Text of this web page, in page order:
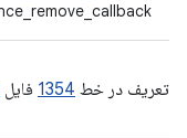
تعریف در خط 1354 فایل